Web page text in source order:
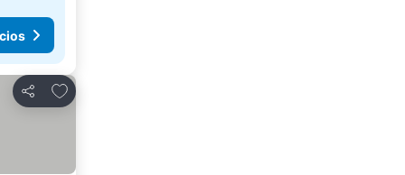
Compartir
Agregar a favoritos